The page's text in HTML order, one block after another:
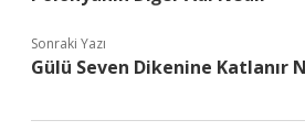
Sonraki Yazı
Gülü Seven Dikenine Katlanır